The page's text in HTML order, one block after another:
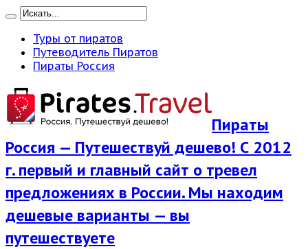
Туры от пиратов
Путеводитель Пиратов
Пираты Россия
Пираты
Россия — Путешествуй дешево! С 2012
г. первый и главный сайт о тревел
предложениях в России. Мы находим
дешевые варианты — вы
путешествуете